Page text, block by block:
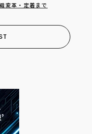
変革・定着まで